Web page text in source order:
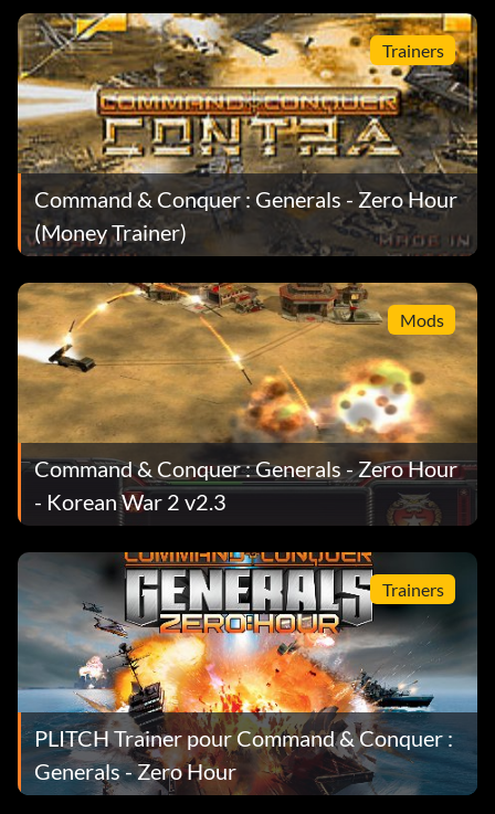
Trainers
Command & Conquer : Generals - Zero Hour
(Money Trainer)
Mods
Command & Conquer : Generals - Zero Hour
- Korean War 2 v2.3
Trainers
PLITCH Trainer pour Command & Conquer :
Generals - Zero Hour